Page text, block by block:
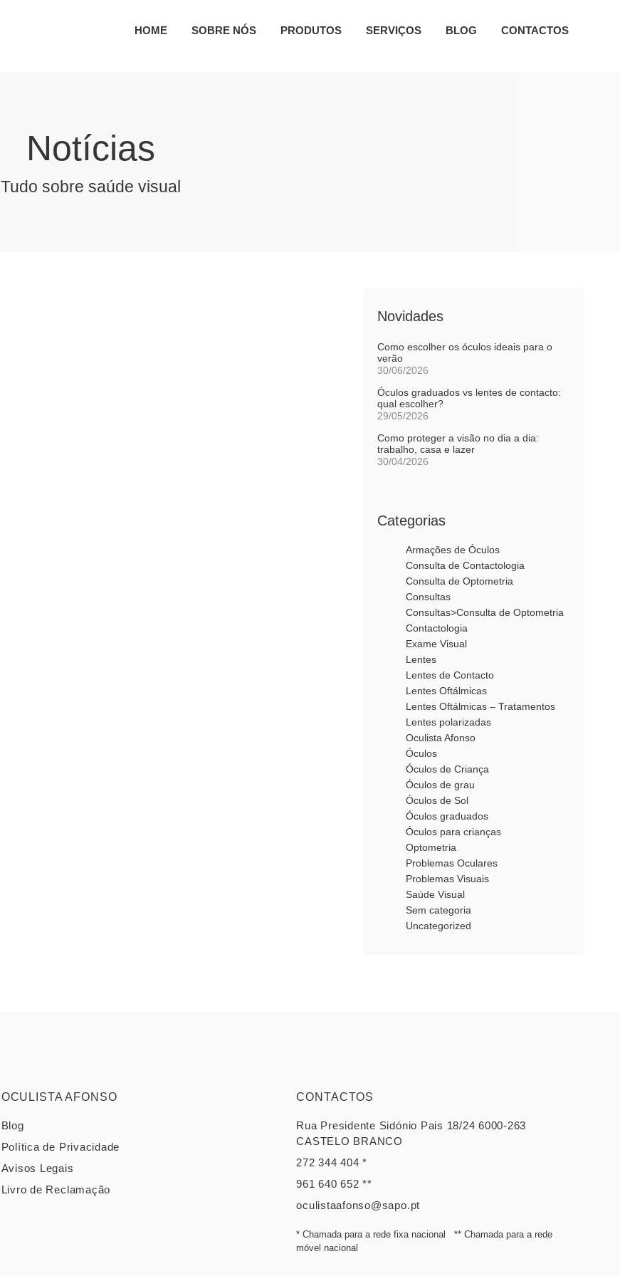
HOME SOBRE NÓS PRODUTOS SERVIÇOS BLOG CONTACTOS
Notícias
Tudo sobre saúde visual
Novidades
Como escolher os óculos ideais para o
verão
30/06/2026
Óculos graduados vs lentes de contacto:
qual escolher?
29/05/2026
Como proteger a visão no dia a dia:
trabalho, casa e lazer
30/04/2026
Categorias
Armações de Óculos
Consulta de Contactologia
Consulta de Optometria
Consultas
Consultas>Consulta de Optometria
Contactologia
Exame Visual
Lentes
Lentes de Contacto
Lentes Oftálmicas
Lentes Oftálmicas – Tratamentos
Lentes polarizadas
Oculista Afonso
Óculos
Óculos de Criança
Óculos de grau
Óculos de Sol
Óculos graduados
Óculos para crianças
Optometria
Problemas Oculares
Problemas Visuais
Saúde Visual
Sem categoria
Uncategorized
OCULISTA AFONSO
Blog
Política de Privacidade
Avisos Legais
Livro de Reclamação
CONTACTOS
Rua Presidente Sidónio Pais 18/24 6000-263
CASTELO BRANCO
272 344 404 *
961 640 652 **
oculistaafonso@sapo.pt
* Chamada para a rede fixa nacional ** Chamada para a rede
móvel nacional